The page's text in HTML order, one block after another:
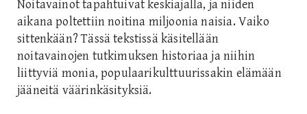
Noitavainot tapahtuivat keskiajalla, ja niiden
aikana poltettiin noitina miljoonia naisia. Vaiko
sittenkään? Tässä tekstissä käsitellään
noitavainojen tutkimuksen historiaa ja niihin
liittyviä monia, populaarikulttuurissakin elämään
jääneitä väärinkäsityksiä.